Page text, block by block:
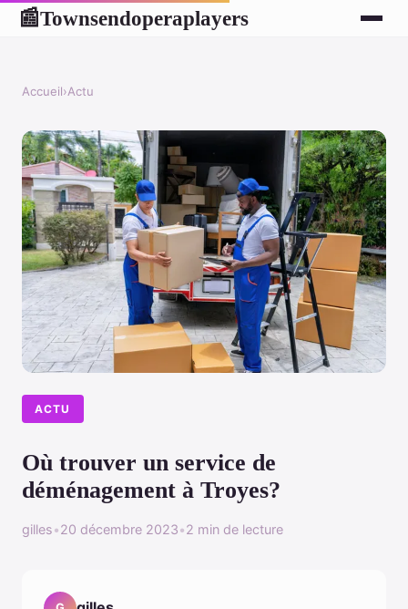
📰Townsendoperaplayers
Accueil›Actu
ACTU
Où trouver un service de
déménagement à Troyes?
gilles•20 décembre 2023•2 min de lecture